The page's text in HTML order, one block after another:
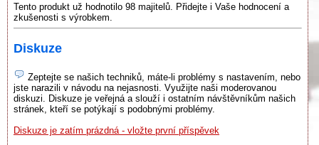
Tento produkt už hodnotilo 98 majitelů. Přidejte i Vaše hodnocení a
zkušenosti s výrobkem.
Diskuze
Zeptejte se našich techniků, máte-li problémy s nastavením, nebo
jste narazili v návodu na nejasnosti. Využijte naši moderovanou
diskuzi. Diskuze je veřejná a slouží i ostatním návštěvníkům našich
stránek, kteří se potýkají s podobnými problémy.
Diskuze je zatím prázdná - vložte první příspěvek